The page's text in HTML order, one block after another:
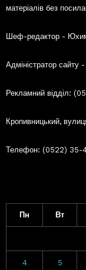
матеріалів без
Шеф-редактор -
Адміністратор сайту
Рекламний відділ:
Кропивницький,
Телефон: (0522) 35-
Пн Вт
4 5